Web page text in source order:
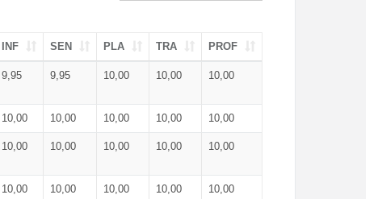
INF SEN PLA TRA PROF
9,95 9,95 10,00 10,00 10,00
10,00 10,00 10,00 10,00 10,00
10,00 10,00 10,00 10,00 10,00
10,00 10,00 10,00 10,00 10,00